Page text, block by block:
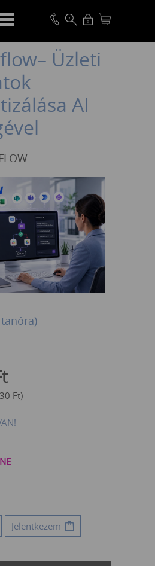
Üzleti
AI
Ft)
Jelentkezem